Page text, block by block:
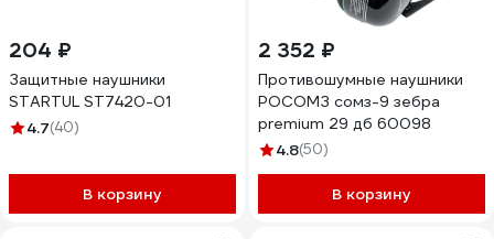
204 ₽
Защитные наушники
STARTUL ST7420-01
4.7(40)
В корзину
2 352 ₽
Противошумные наушники
РОСОМЗ сомз-9 зебра
premium 29 дб 60098
4.8(50)
В корзину